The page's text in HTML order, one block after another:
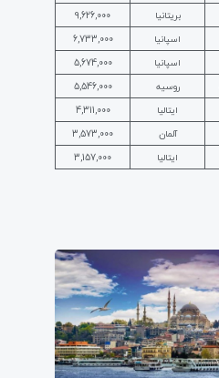
بریتانیا
9,626,000
اسپانیا
6,733,000
اسپانیا
5,674,000
روسیه
5,546,000
ایتالیا
4,311,000
آلمان
3,573,000
ایتالیا 3,157,000